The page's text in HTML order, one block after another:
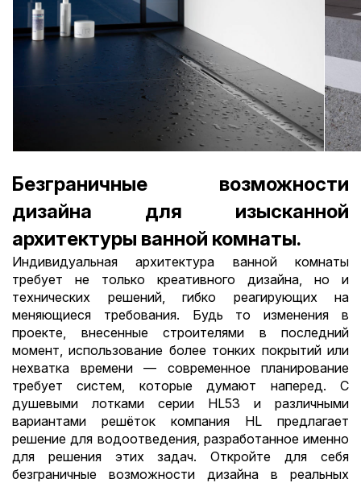
Безграничные возможности
дизайна для изысканной
архитектуры ванной комнаты.
Индивидуальная архитектура ванной комнаты
требует не только креативного дизайна, но и
технических решений, гибко реагирующих на
меняющиеся требования. Будь то изменения в
проекте, внесенные строителями в последний
момент, использование более тонких покрытий или
нехватка времени — современное планирование
требует систем, которые думают наперед. С
душевыми лотками серии HL53 и различными
вариантами решёток компания HL предлагает
решение для водоотведения, разработанное именно
для решения этих задач. Откройте для себя
безграничные возможности дизайна в реальных